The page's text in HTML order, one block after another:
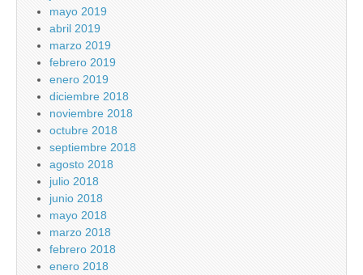
mayo 2019
abril 2019
marzo 2019
febrero 2019
enero 2019
diciembre 2018
noviembre 2018
octubre 2018
septiembre 2018
agosto 2018
julio 2018
junio 2018
mayo 2018
marzo 2018
febrero 2018
enero 2018